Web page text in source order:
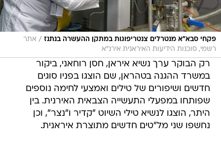
פקחי סבא"א מנטרלים צנטריפוגות במתקן ההעשרה בנתנז / אתר
רשמי, סוכנות הידיעות האיראנית אירנ"א
רק הבוקר ערך נשיא איראן, חסן רוחאני, ביקור
במשרד ההגנה בטהראן, שם הוצגו בפניו סוגים
חדשים ושיפורים של טילים ואמצעי לחימה נוספים
שפותחו במפעלי התעשייה הצבאית האירנית. בין
היתר, הוצגו לנשיא טילי השיוט "קדיר ו"נצר", וכן
נחשפו שני מל"טים חדשים מתוצרת איראנית.